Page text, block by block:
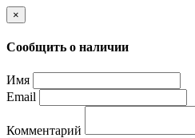
×
Сообщить о наличии
Имя
Email
Комментарий